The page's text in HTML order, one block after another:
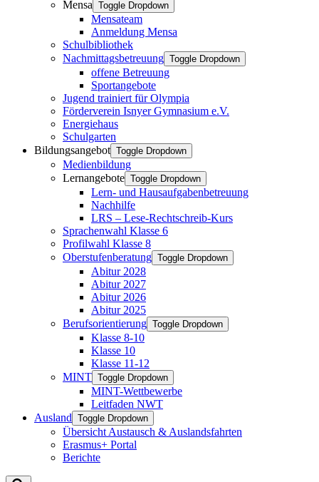
Mensa Toggle Dropdown
Mensateam
Anmeldung Mensa
Schulbibliothek
Nachmittagsbetreuung Toggle Dropdown
offene Betreuung
Sportangebote
Jugend trainiert für Olympia
Förderverein Isnyer Gymnasium e.V.
Energiehaus
Schulgarten
Bildungsangebot Toggle Dropdown
Medienbildung
Lernangebote Toggle Dropdown
Lern- und Hausaufgabenbetreuung
Nachhilfe
LRS – Lese-Rechtschreib-Kurs
Sprachenwahl Klasse 6
Profilwahl Klasse 8
Oberstufenberatung Toggle Dropdown
Abitur 2028
Abitur 2027
Abitur 2026
Abitur 2025
Berufsorientierung Toggle Dropdown
Klasse 8-10
Klasse 10
Klasse 11-12
MINT Toggle Dropdown
MINT-Wettbewerbe
Leitfaden NWT
Ausland Toggle Dropdown
Übersicht Austausch & Auslandsfahrten
Erasmus+ Portal
Berichte